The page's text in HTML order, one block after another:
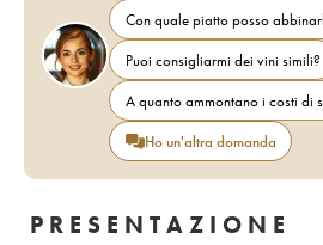
Con quale piatto posso
Puoi consigliarmi dei vini simili?
A quanto ammontano i costi di
Ho un'altra domanda
PRESENTAZIONE